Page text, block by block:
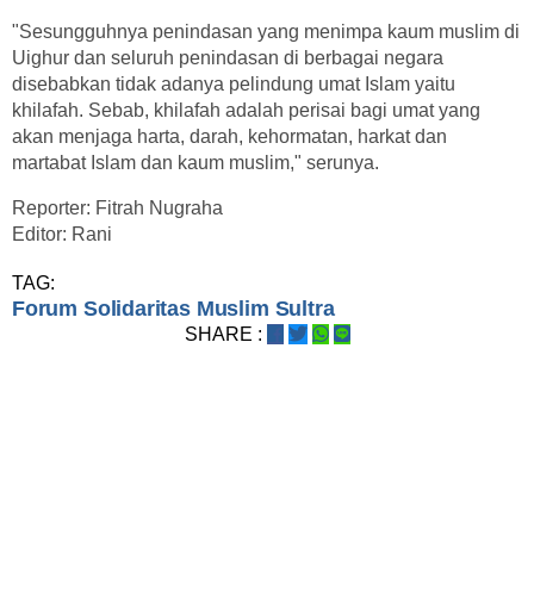
"Sesungguhnya penindasan yang menimpa kaum muslim di
Uighur dan seluruh penindasan di berbagai negara
disebabkan tidak adanya pelindung umat Islam yaitu
khilafah. Sebab, khilafah adalah perisai bagi umat yang
akan menjaga harta, darah, kehormatan, harkat dan
martabat Islam dan kaum muslim," serunya.
Reporter: Fitrah Nugraha
Editor: Rani
TAG:
Forum Solidaritas Muslim Sultra
SHARE :